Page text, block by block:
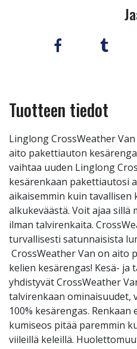
Tuotteen tiedot
Linglong CrossWeather
aito pakettiauton
vaihtaa uuden Linglong
kesärenkaan pakettiautosi
aikaisemmin kuin tavallisen
alkukeväästä. Voit ajaa sillä
ilman talvirenkaita.
turvallisesti satunnaisista
CrossWeather Van on aito
kelien kesärengas! Kesä-
yhdistyvät CrossWeather
talvirenkaan ominaisuudet,
100% kesärengas.
kumiseos pitää paremmin
viileillä keleillä.